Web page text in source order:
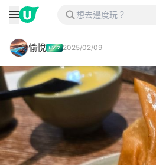
愉悅 2025/02/09